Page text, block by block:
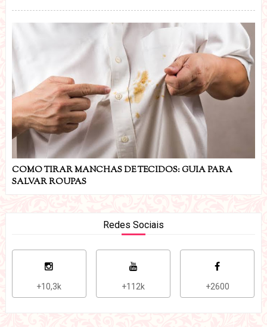
COMO TIRAR MANCHAS DE TECIDOS: GUIA PARA
SALVAR ROUPAS
Redes Sociais
+10,3k +112k +2600